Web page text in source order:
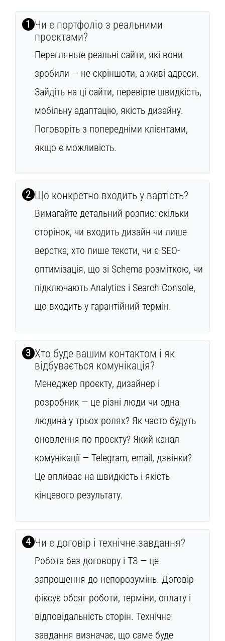
1 Чи є портфоліо з реальними
проєктами?
Перегляньте реальні сайти, які вони
зробили — не скріншоти, а живі адреси.
Зайдіть на ці сайти, перевірте швидкість,
мобільну адаптацію, якість дизайну.
Поговоріть з попередніми клієнтами,
якщо є можливість.
2 Що конкретно входить у вартість?
Вимагайте детальний розпис: скільки
сторінок, чи входить дизайн чи лише
верстка, хто пише тексти, чи є SEO-
оптимізація, що зі Schema розміткою, чи
підключають Analytics і Search Console,
що входить у гарантійний термін.
3 Хто буде вашим контактом і як
відбувається комунікація?
Менеджер проєкту, дизайнер і
розробник — це різні люди чи одна
людина у трьох ролях? Як часто будуть
оновлення по проєкту? Який канал
комунікації — Telegram, email, дзвінки?
Це впливає на швидкість і якість
кінцевого результату.
4 Чи є договір і технічне завдання?
Робота без договору і ТЗ — це
запрошення до непорозумінь. Договір
фіксує обсяг роботи, терміни, оплату і
відповідальність сторін. Технічне
завдання визначає, що саме буде